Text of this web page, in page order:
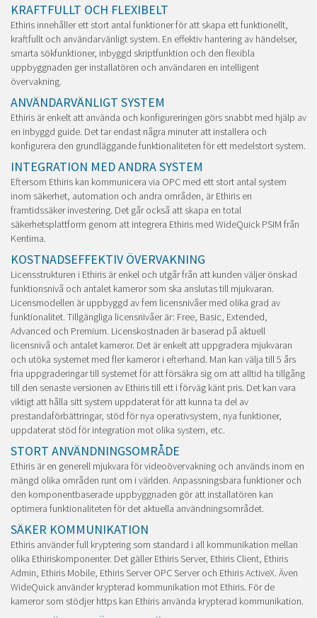
KRAFTFULLT OCH FLEXIBELT
Ethiris innehåller ett stort antal funktioner för att skapa ett funktionellt,
kraftfullt och användarvänligt system. En effektiv hantering av händelser,
smarta sökfunktioner, inbyggd skriptfunktion och den flexibla
uppbyggnaden ger installatören och användaren en intelligent
övervakning.
ANVÄNDARVÄNLIGT SYSTEM
Ethiris är enkelt att använda och konfigureringen görs snabbt med hjälp av
en inbyggd guide. Det tar endast några minuter att installera och
konfigurera den grundläggande funktionaliteten för ett medelstort system.
INTEGRATION MED ANDRA SYSTEM
Eftersom Ethiris kan kommunicera via OPC med ett stort antal system
inom säkerhet, automation och andra områden, är Ethiris en
framtidssäker investering. Det går också att skapa en total
säkerhetsplattform genom att integrera Ethiris med WideQuick PSIM från
Kentima.
KOSTNADSEFFEKTIV ÖVERVAKNING
Licensstrukturen i Ethiris är enkel och utgår från att kunden väljer önskad
funktionsnivå och antalet kameror som ska anslutas till mjukvaran.
Licensmodellen är uppbyggd av fem licensnivåer med olika grad av
funktionalitet. Tillgängliga licensnivåer är: Free, Basic, Extended,
Advanced och Premium. Licenskostnaden är baserad på aktuell
licensnivå och antalet kameror. Det är enkelt att uppgradera mjukvaran
och utöka systemet med fler kameror i efterhand. Man kan välja till 5 års
fria uppgraderingar till systemet för att försäkra sig om att alltid ha tillgång
till den senaste versionen av Ethiris till ett i förväg känt pris. Det kan vara
viktigt att hålla sitt system uppdaterat för att kunna ta del av
prestandaförbättringar, stöd för nya operativsystem, nya funktioner,
uppdaterat stöd för integration mot olika system, etc.
STORT ANVÄNDNINGSOMRÅDE
Ethiris är en generell mjukvara för videoövervakning och används inom en
mängd olika områden runt om i världen. Anpassningsbara funktioner och
den komponentbaserade uppbyggnaden gör att installatören kan
optimera funktionaliteten för det aktuella användningsområdet.
SÄKER KOMMUNIKATION
Ethiris använder full kryptering som standard i all kommunikation mellan
olika Ethiriskomponenter. Det gäller Ethiris Server, Ethiris Client, Ethiris
Admin, Ethiris Mobile, Ethiris Server OPC Server och Ethiris ActiveX. Även
WideQuick använder krypterad kommunikation mot Ethiris. För de
kameror som stödjer https kan Ethiris använda krypterad kommunikation.